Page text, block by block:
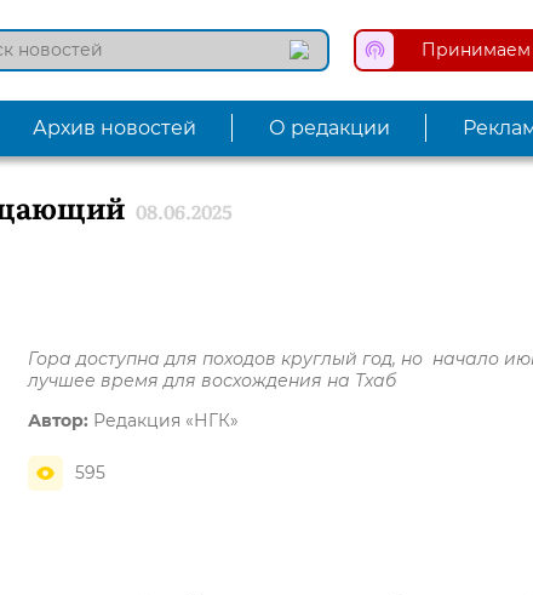
Принимаем
Архив новостей О редакции
08.06.2025
Гора доступна для походов круглый год, но начало
лучшее время для восхождения на Тхаб
Автор: Редакция «НГК»
595